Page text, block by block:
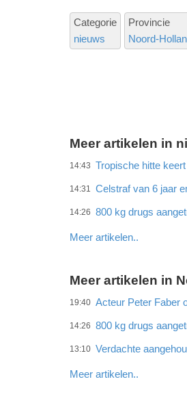
Categorie
nieuws
Provincie
Noord-
Meer artikelen in
14:43 Tropische hitte
14:31 Celstraf van 6 jaar
14:26 800 kg drugs
Meer artikelen..
Meer artikelen in
19:40 Acteur Peter Faber
14:26 800 kg drugs
13:10 Verdachte
Meer artikelen..